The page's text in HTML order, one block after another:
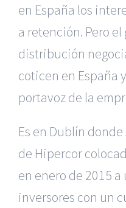
en España los
a retención. Pero el
distribución
coticen en España
portavoz de la
Es en Dublín
de Hipercor
en enero de 2015
inversores con un